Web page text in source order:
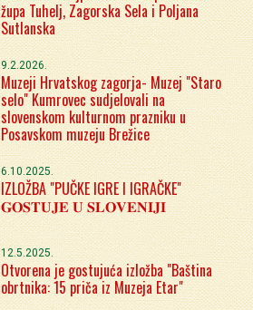
župa Tuhelj, Zagorska Sela i Poljana
Sutlanska
9.2.2026.
Muzeji Hrvatskog zagorja- Muzej "Staro
selo" Kumrovec sudjelovali na
slovenskom kulturnom prazniku u
Posavskom muzeju Brežice
6.10.2025.
IZLOŽBA "PUČKE IGRE I IGRAČKE"
𝐆𝐎𝐒𝐓𝐔𝐉𝐄 𝐔 𝐒𝐋𝐎𝐕𝐄𝐍𝐈𝐉𝐈
12.5.2025.
Otvorena je gostujuća izložba "Baština
obrtnika: 15 priča iz Muzeja Etar"